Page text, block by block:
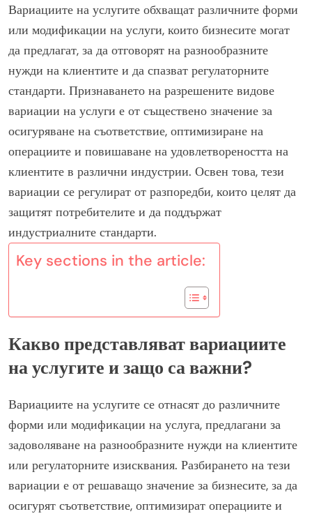
Вариациите на услугите обхващат различните форми
или модификации на услуги, които бизнесите могат
да предлагат, за да отговорят на разнообразните
нужди на клиентите и да спазват регулаторните
стандарти. Признаването на разрешените видове
вариации на услуги е от съществено значение за
осигуряване на съответствие, оптимизиране на
операциите и повишаване на удовлетвореността на
клиентите в различни индустрии. Освен това, тези
вариации се регулират от разпоредби, които целят да
защитят потребителите и да поддържат
индустриалните стандарти.
Key sections in the article:
Какво представляват вариациите
на услугите и защо са важни?
Вариациите на услугите се отнасят до различните
форми или модификации на услуга, предлагани за
задоволяване на разнообразните нужди на клиентите
или регулаторните изисквания. Разбирането на тези
вариации е от решаващо значение за бизнесите, за да
осигурят съответствие, оптимизират операциите и